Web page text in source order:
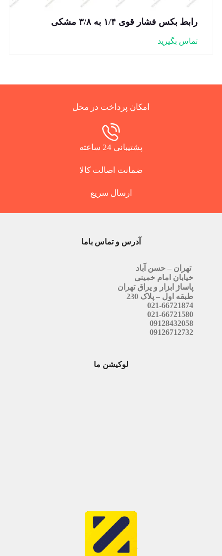
رابط بکس فشار قوی ۱/۴ به ۳/۸ مشکی
تماس بگیرید
امکان پرداخت در محل
پشتیبانی 24 ساعته
ضمانت اصالت کالا
ارسال سریع
آدرس و تماس باما
تهران – حسن آباد
خیابان امام خمینی
پاساژ ابزار و یراق تهران
طبقه اول – پلاک 230
021-66721874
021-66721580
09128432058
09126712732
لوکیشن ما